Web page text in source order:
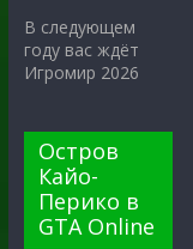
В следующем
году вас ждёт
Игромир 2026
Остров
Кайо-
Перико в
GTA Online